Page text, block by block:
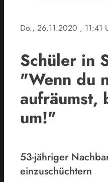
Do., 26.11.2020 , 11:41
Schüler in
"Wenn du
aufräumst,
um!"
53-jähriger
einzuschüchtern